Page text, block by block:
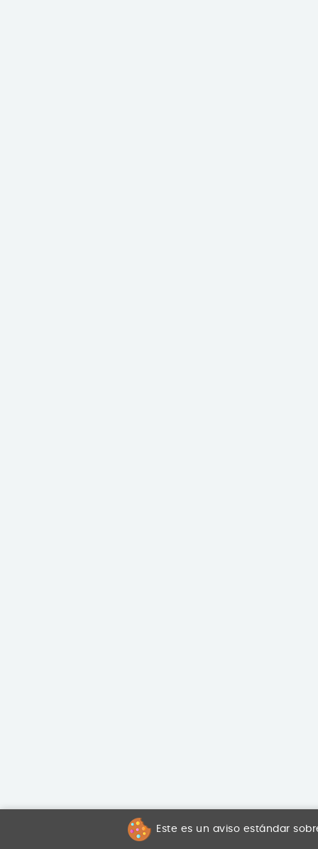
Este es un aviso estándar